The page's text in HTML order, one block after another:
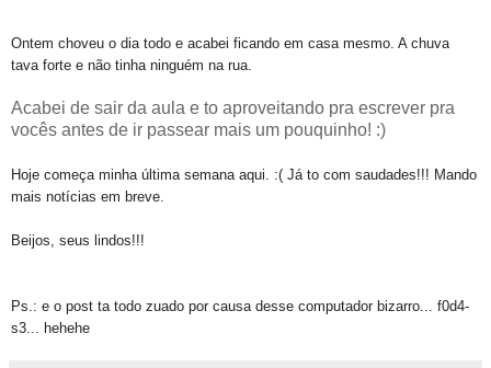
Ontem choveu o dia todo e acabei ficando em casa mesmo. A chuva
tava forte e não tinha ninguém na rua.
Acabei de sair da aula e to aproveitando pra escrever pra
vocês antes de ir passear mais um pouquinho! :)
Hoje começa minha última semana aqui. :( Já to com saudades!!! Mando
mais notícias em breve.
Beijos, seus lindos!!!
Ps.: e o post ta todo zuado por causa desse computador bizarro... f0d4-
s3... hehehe